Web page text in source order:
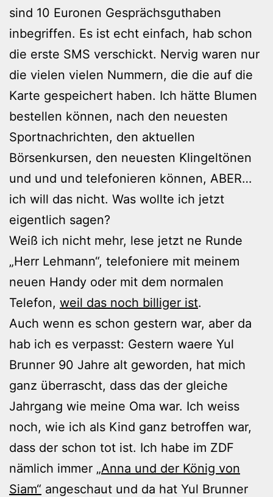
sind 10 Euronen Gesprächsguthaben
inbegriffen. Es ist echt einfach, hab schon
die erste SMS verschickt. Nervig waren nur
die vielen vielen Nummern, die die auf die
Karte gespeichert haben. Ich hätte Blumen
bestellen können, nach den neuesten
Sportnachrichten, den aktuellen
Börsenkursen, den neuesten Klingeltönen
und und und telefonieren können, ABER…
ich will das nicht. Was wollte ich jetzt
eigentlich sagen?
Weiß ich nicht mehr, lese jetzt ne Runde
„Herr Lehmann“, telefoniere mit meinem
neuen Handy oder mit dem normalen
Telefon, weil das noch billiger ist.
Auch wenn es schon gestern war, aber da
hab ich es verpasst: Gestern waere Yul
Brunner 90 Jahre alt geworden, hat mich
ganz überrascht, dass das der gleiche
Jahrgang wie meine Oma war. Ich weiss
noch, wie ich als Kind ganz betroffen war,
dass der schon tot ist. Ich habe im ZDF
nämlich immer „Anna und der König von
Siam“ angeschaut und da hat Yul Brunner